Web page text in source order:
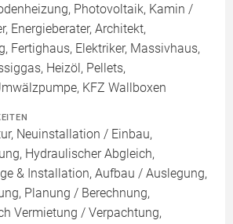
Photovoltaik, Kamin /
Energieberater, Architekt,
Fertighaus, Elektriker, Massivhaus,
Heizöl, Pellets,
KFZ Wallboxen
Neuinstallation / Einbau,
Hydraulischer Abgleich,
& Installation, Aufbau / Auslegung,
Planung / Berechnung,
Vermietung / Verpachtung,